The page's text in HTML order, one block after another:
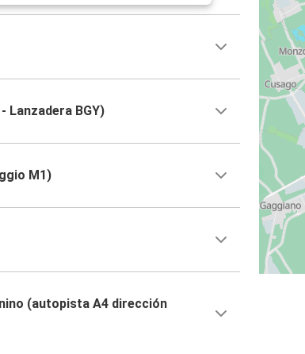
Lanzadera BGY)
M1)
(autopista A4 dirección